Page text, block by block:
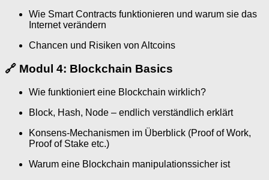
Wie Smart Contracts funktionieren und warum sie das
Internet verändern
Chancen und Risiken von Altcoins
🔗 Modul 4: Blockchain Basics
Wie funktioniert eine Blockchain wirklich?
Block, Hash, Node – endlich verständlich erklärt
Konsens-Mechanismen im Überblick (Proof of Work,
Proof of Stake etc.)
Warum eine Blockchain manipulationssicher ist